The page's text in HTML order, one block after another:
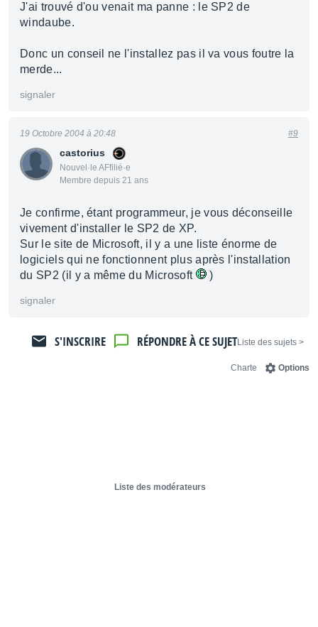
J'ai trouvé d'ou venait ma panne : le SP2 de
windaube.
Donc un conseil ne l'installez pas il va vous foutre la
merde...
signaler
castorius
Nouvel·le AFfilié·e
Membre depuis 21 ans
19 Octobre 2004 à 20:48 #9
Je confirme, étant programmeur, je vous déconseille
vivement d'installer le SP2 de XP.
Sur le site de Microsoft, il y a une liste énorme de
logiciels qui ne fonctionnent plus après l'installation
du SP2 (il y a même du Microsoft
)
signaler
< Liste des sujets
RÉPONDRE À CE SUJET
S'INSCRIRE
Options
Charte
Liste des modérateurs